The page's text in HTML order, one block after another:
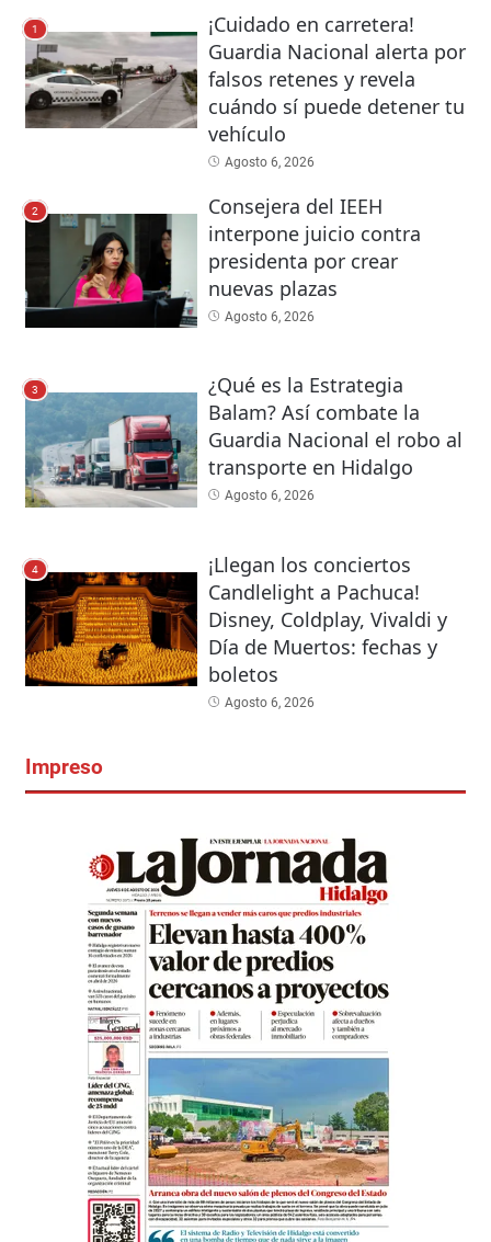
1
¡Cuidado en carretera!
Guardia Nacional alerta por
falsos retenes y revela
cuándo sí puede detener tu
vehículo
Agosto 6, 2026
2
Consejera del IEEH
interpone juicio contra
presidenta por crear
nuevas plazas
Agosto 6, 2026
3
¿Qué es la Estrategia
Balam? Así combate la
Guardia Nacional el robo al
transporte en Hidalgo
Agosto 6, 2026
4
¡Llegan los conciertos
Candlelight a Pachuca!
Disney, Coldplay, Vivaldi y
Día de Muertos: fechas y
boletos
Agosto 6, 2026
Impreso